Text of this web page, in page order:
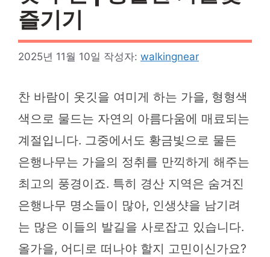
즐기기
2025년 11월 10일 작성자: walkingnear
찬 바람이 옷깃을 여미게 하는 가을, 형형색
색으로 물드는 자연의 아름다움에 매료되는
계절입니다. 그중에서도 황금빛으로 물든
은행나무는 가을의 정취를 만끽하게 해주는
최고의 풍경이죠. 특히 경산 지역은 숨겨진
은행나무 명소들이 많아, 인생샷을 남기려
는 많은 이들의 발길을 사로잡고 있습니다.
올가을, 어디로 떠나야 할지 고민이신가요?